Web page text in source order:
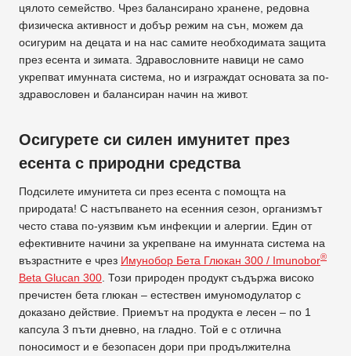
цялото семейство. Чрез балансирано хранене, редовна
физическа активност и добър режим на сън, можем да
осигурим на децата и на нас самите необходимата защита
през есента и зимата. Здравословните навици не само
укрепват имунната система, но и изграждат основата за по-
здравословен и балансиран начин на живот.
Осигурете си силен имунитет през
есента с природни средства
Подсилете имунитета си през есента с помощта на
природата! С настъпването на есенния сезон, организмът
често става по-уязвим към инфекции и алергии. Един от
ефективните начини за укрепване на имунната система на
възрастните е чрез Имунобор Бета Глюкан 300 / Imunobor®
Beta Glucan 300 . Този природен продукт съдържа високо
пречистен бета глюкан – естествен имуномодулатор с
доказано действие. Приемът на продукта е лесен – по 1
капсула 3 пъти дневно, на гладно. Той е с отлична
поносимост и е безопасен дори при продължителна